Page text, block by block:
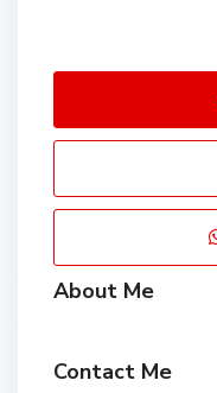
About Me
Contact Me